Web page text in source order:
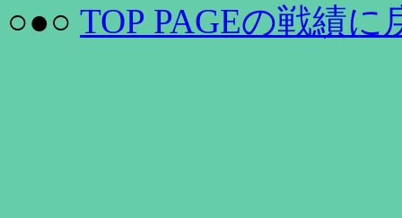
○●○ TOP PAGEの戦績に